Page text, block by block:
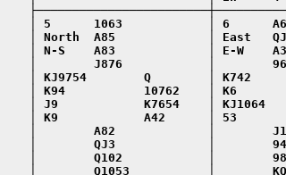
│ 5      1063            │ 6
│ North  A85             │ East
│ N-S    A83             │ E-W
│        J876            │
│ KJ9754        Q        │ K742
│ K94           10762    │ K6
│ J9            K7654    │ KJ1064
│ K9            A42      │ 53
│        A82             │
│        QJ3             │
│        Q102            │
│        Q1053           │